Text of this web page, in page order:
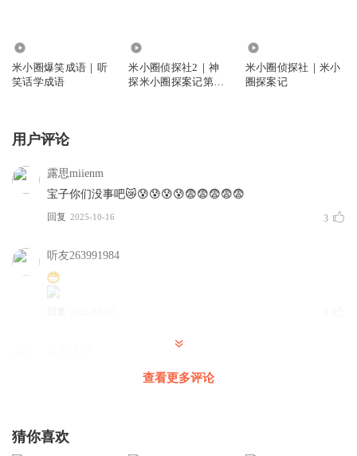
米小圈爆笑成语｜听
笑话学成语
米小圈侦探社2｜神
探米小圈探案记第2
米小圈侦探社｜米小
圈探案记
用户评论
露思miienm
宝子你们没事吧😿😰😰😰😰😨😨😨😨😨
回复 2025-10-16 3
听友263991984
无鑿剑客
查看更多评论
猜你喜欢